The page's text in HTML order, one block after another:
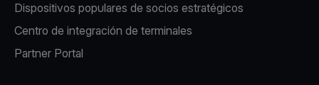
Dispositivos populares de socios estratégicos
Centro de integración de terminales
Partner Portal